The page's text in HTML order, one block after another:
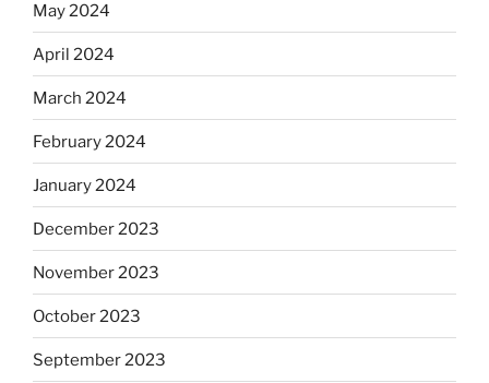
May 2024
April 2024
March 2024
February 2024
January 2024
December 2023
November 2023
October 2023
September 2023